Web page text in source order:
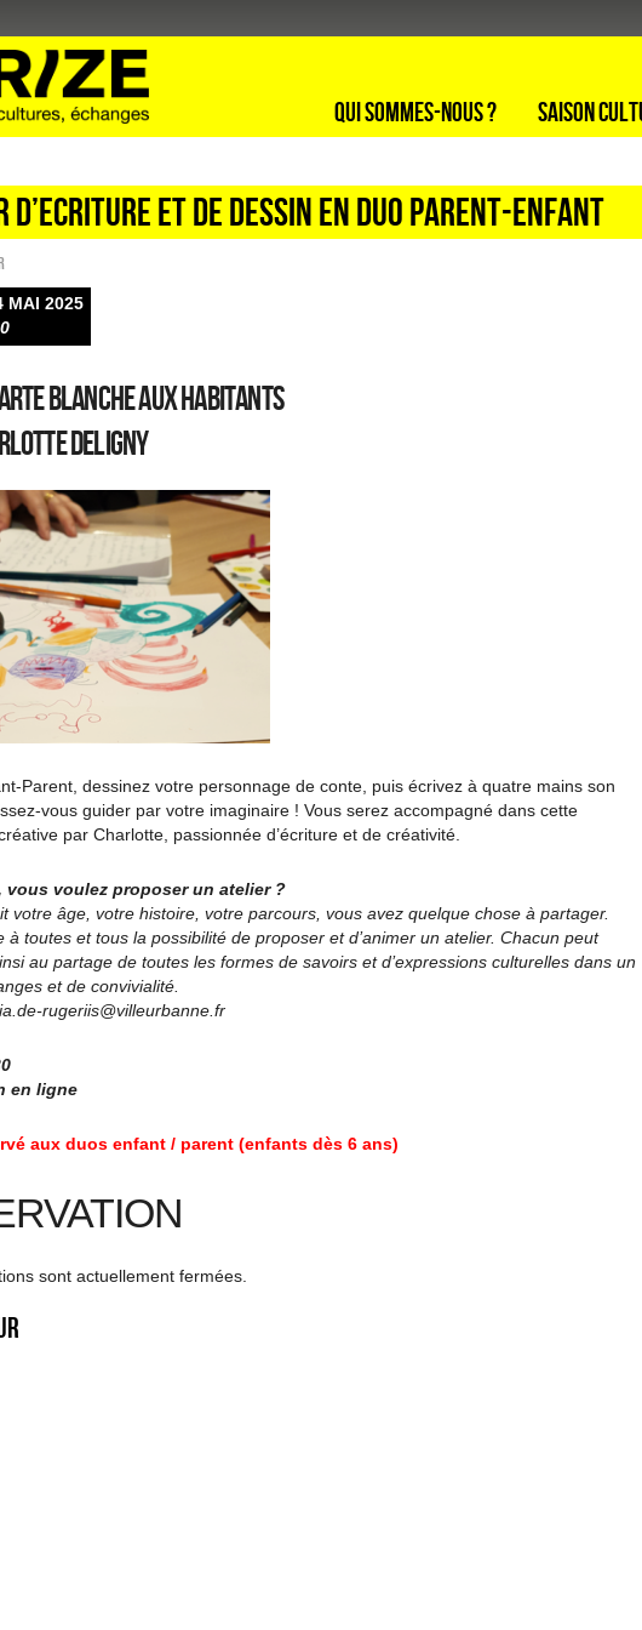
Qui sommes-nous ? Saison
D’ECRITURE ET DE DESSIN EN DUO PARENT-ENFANT
MAI 2025
Blanche aux habitants
Deligny
Parent, dessinez votre personnage de conte, puis écrivez à quatre mains son
vous guider par votre imaginaire ! Vous serez accompagné dans cette
par Charlotte, passionnée d’écriture et de créativité.
vous voulez proposer un atelier ?
votre âge, votre histoire, votre parcours, vous avez quelque chose à partager.
à toutes et tous la possibilité de proposer et d’animer un atelier. Chacun peut
au partage de toutes les formes de savoirs et d’expressions culturelles dans un
et de convivialité.
rugeriis@villeurbanne.fr
en ligne
aux duos enfant / parent (enfants dès 6 ans)
sont actuellement fermées.